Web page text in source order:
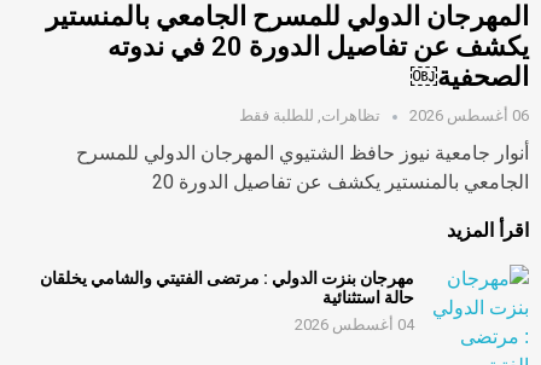
المهرجان الدولي للمسرح الجامعي بالمنستير
يكشف عن تفاصيل الدورة 20 في ندوته
الصحفية￼
06 أغسطس 2026 تظاهرات, للطلبة فقط
أنوار جامعية نيوز حافظ الشتيوي المهرجان الدولي للمسرح
الجامعي بالمنستير يكشف عن تفاصيل الدورة 20
اقرأ المزيد
مهرجان بنزت الدولي : مرتضى الفتيتي والشامي يخلقان
حالة استثنائية
04 أغسطس 2026